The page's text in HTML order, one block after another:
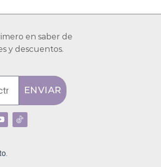
en saber de
y descuentos.
ENVIAR